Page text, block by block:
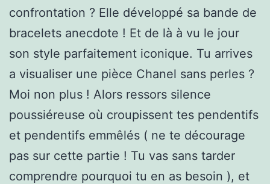
confrontation ? Elle développé sa bande de
bracelets anecdote ! Et de là à vu le jour
son style parfaitement iconique. Tu arrives
a visualiser une pièce Chanel sans perles ?
Moi non plus ! Alors ressors silence
poussiéreuse où croupissent tes pendentifs
et pendentifs emmêlés ( ne te décourage
pas sur cette partie ! Tu vas sans tarder
comprendre pourquoi tu en as besoin ), et